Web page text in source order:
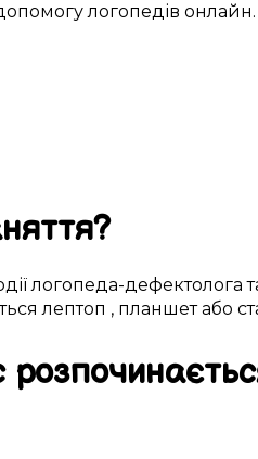
логопедів онлайн.
логопеда-дефектолога
лептоп , планшет або